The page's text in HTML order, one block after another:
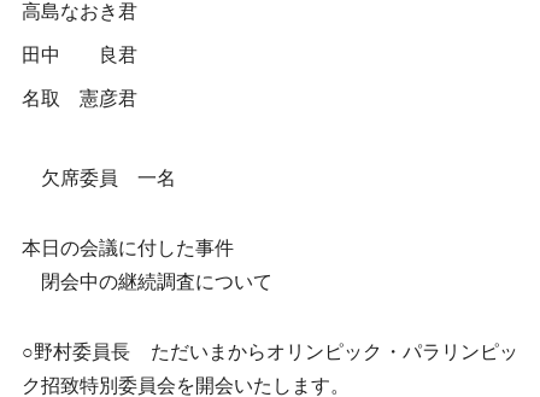
高島なおき君
田中 良君
名取 憲彦君
欠席委員 一名
本日の会議に付した事件
閉会中の継続調査について
○野村委員長 ただいまからオリンピック・パラリンピッ
ク招致特別委員会を開会いたします。